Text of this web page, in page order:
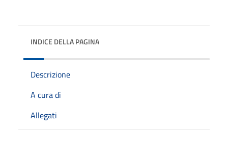
INDICE DELLA PAGINA
Descrizione
A cura di
Allegati